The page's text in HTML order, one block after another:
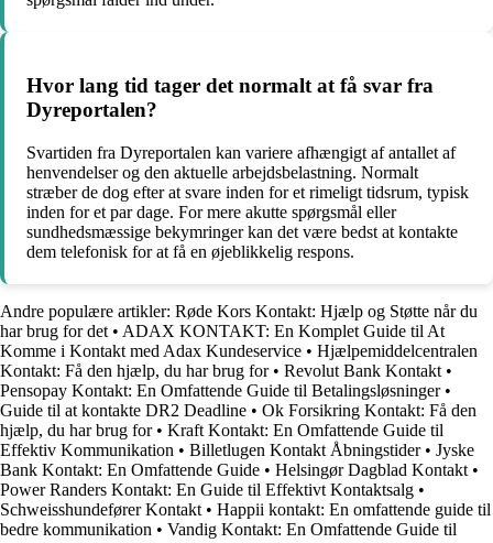
Hvor lang tid tager det normalt at få svar fra
Dyreportalen?
Svartiden fra Dyreportalen kan variere afhængigt af antallet af
henvendelser og den aktuelle arbejdsbelastning. Normalt
stræber de dog efter at svare inden for et rimeligt tidsrum, typisk
inden for et par dage. For mere akutte spørgsmål eller
sundhedsmæssige bekymringer kan det være bedst at kontakte
dem telefonisk for at få en øjeblikkelig respons.
Andre populære artikler: Røde Kors Kontakt: Hjælp og Støtte når du
har brug for det • ADAX KONTAKT: En Komplet Guide til At
Komme i Kontakt med Adax Kundeservice • Hjælpemiddelcentralen
Kontakt: Få den hjælp, du har brug for• Revolut Bank Kontakt •
Pensopay Kontakt: En Omfattende Guide til Betalingsløsninger•
Guide til at kontakte DR2 Deadline • Ok Forsikring Kontakt: Få den
hjælp, du har brug for• Kraft Kontakt: En Omfattende Guide til
Effektiv Kommunikation • Billetlugen Kontakt Åbningstider• Jyske
Bank Kontakt: En Omfattende Guide • Helsingør Dagblad Kontakt •
Power Randers Kontakt: En Guide til Effektivt Kontaktsalg •
Schweisshundefører Kontakt • Happii kontakt: En omfattende guide til
bedre kommunikation • Vandig Kontakt: En Omfattende Guide til